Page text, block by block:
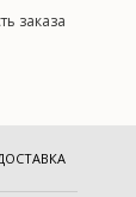
заказа